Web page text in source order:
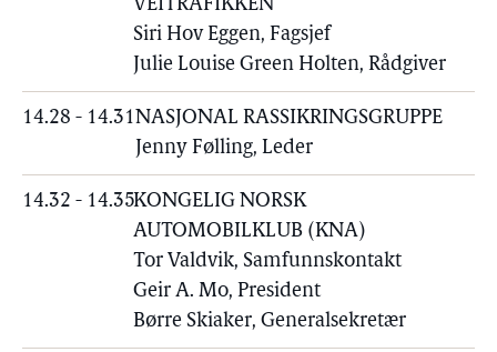
VEITRAFIKKEN
Siri Hov Eggen, Fagsjef
Julie Louise Green Holten, Rådgiver
14.28 - 14.31NASJONAL RASSIKRINGSGRUPPE
Jenny Følling, Leder
14.32 - 14.35KONGELIG NORSK
AUTOMOBILKLUB (KNA)
Tor Valdvik, Samfunnskontakt
Geir A. Mo, President
Børre Skiaker, Generalsekretær